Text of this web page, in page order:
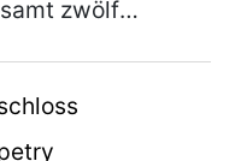
zwölf